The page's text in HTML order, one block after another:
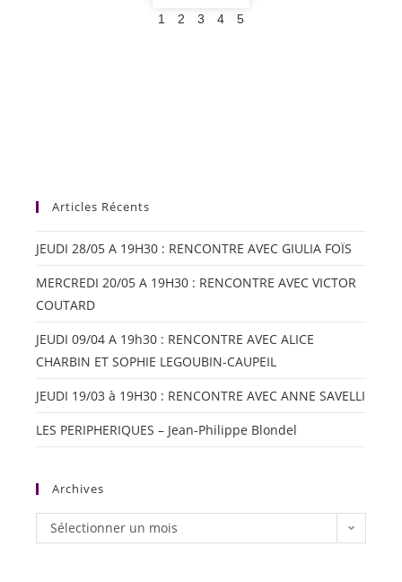
1 2 3 4 5
Articles Récents
JEUDI 28/05 A 19H30 : RENCONTRE AVEC GIULIA FOÏS
MERCREDI 20/05 A 19H30 : RENCONTRE AVEC VICTOR
COUTARD
JEUDI 09/04 A 19h30 : RENCONTRE AVEC ALICE
CHARBIN ET SOPHIE LEGOUBIN-CAUPEIL
JEUDI 19/03 à 19H30 : RENCONTRE AVEC ANNE SAVELLI
LES PERIPHERIQUES – Jean-Philippe Blondel
Archives
Sélectionner un mois